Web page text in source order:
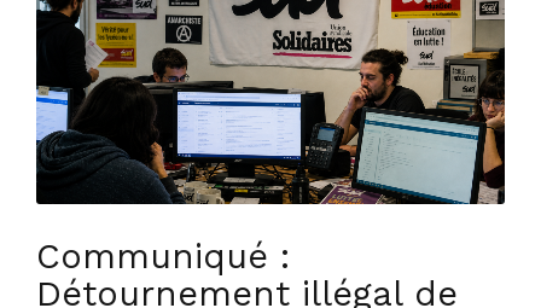
Communiqué :
Détournement illégal de